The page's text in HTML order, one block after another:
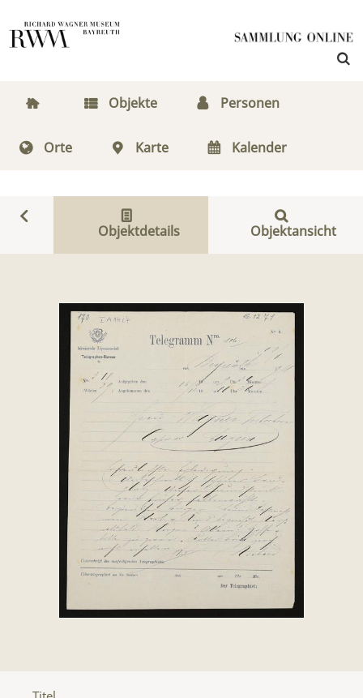
Objekte Personen
Orte Karte Kalender
Objektdetails Objektansicht